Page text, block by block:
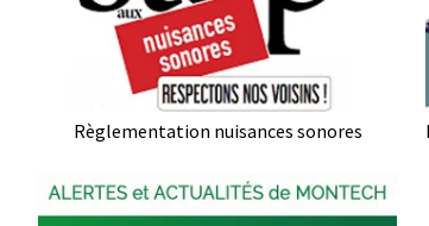
Règlementation nuisances sonores